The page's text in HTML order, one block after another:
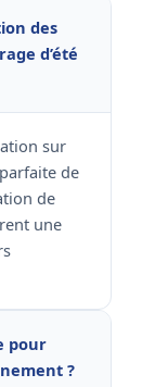
des
d’été
sur
de
de
une
pour
?